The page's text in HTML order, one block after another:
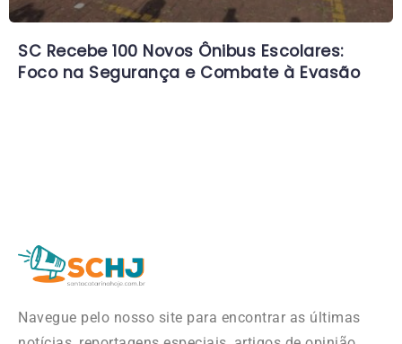
SC Recebe 100 Novos Ônibus Escolares:
Foco na Segurança e Combate à Evasão
Navegue pelo nosso site para encontrar as últimas